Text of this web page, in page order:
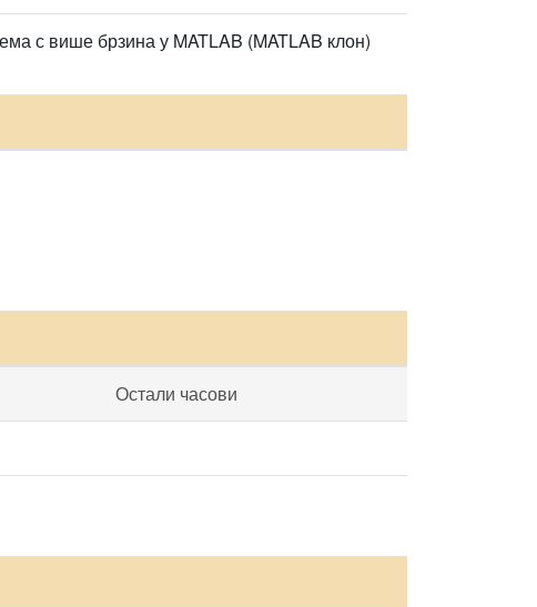
с више брзина у MATLAB (MATLAB клон)
Остали часови